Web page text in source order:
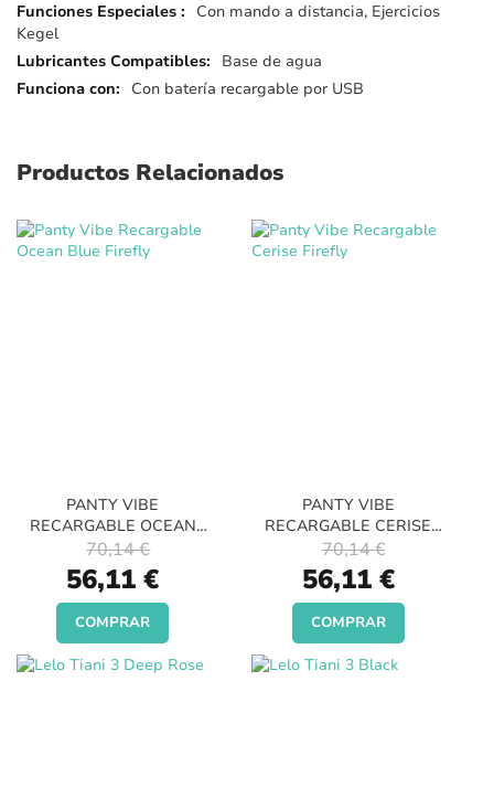
Con mando a distancia, Ejercicios
Kegel
Base de agua
Con batería recargable por USB
Productos Relacionados
PANTY VIBE
RECARGABLE OCEAN
BLUE FIREFLY
Special
Price
56,11 €
70,14 €
COMPRAR
PANTY VIBE
RECARGABLE CERISE
FIREFLY
Special
Price
56,11 €
70,14 €
COMPRAR